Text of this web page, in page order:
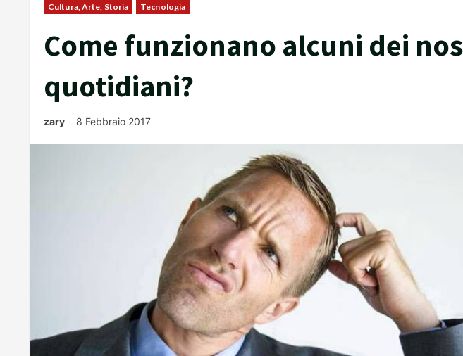
Cultura, Arte, Storia Tecnologia
Come funzionano alcuni dei
quotidiani?
zary 8 Febbraio 2017